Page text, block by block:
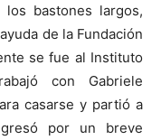
bastones largos,
de la Fundación
se fue al Instituto
con Gabriele
casarse y partió a
por un breve